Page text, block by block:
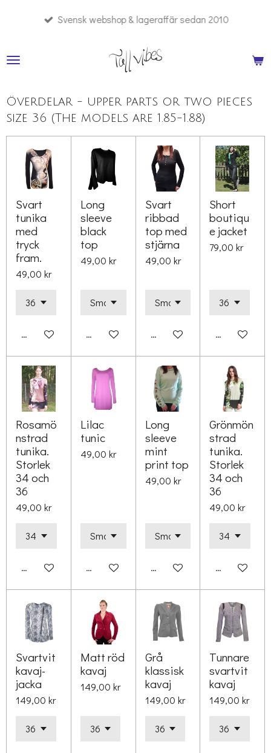
Svensk webshop & lageraffär sedan 2010
Överdelar - upper parts or two pieces
size 36 (The models are 1.85-1.88)
Svart
tunika
med
tryck
fram.
49,00 kr
Lägg till i varukorg
Long
sleeve
black
top
49,00 kr
Lägg till i varukorg
Svart
ribbad
top med
stjärna
49,00 kr
Lägg till i varukorg
Short
boutiqu
e jacket
79,00 kr
Lägg till i
Rosamö
nstrad
tunika.
Storlek
34 och
36
49,00 kr
Lägg till i varukorg
Lilac
tunic
49,00 kr
Lägg till i varukorg
Long
sleeve
mint
print top
49,00 kr
Lägg till i varukorg
Grönmön
strad
tunika.
Storlek
34 och
36
49,00 kr
Lägg till i
Svartvit
kavaj-
jacka
149,00 kr
Matt röd
kavaj
149,00 kr
Grå
klassisk
kavaj
149,00 kr
Tunnare
svartvit
kavaj
149,00 kr